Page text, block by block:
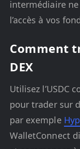
intermédiaire
l’accès à vos
Comment
DEX
Utilisez l’USDC
pour trader sur
par exemple
WalletConnect